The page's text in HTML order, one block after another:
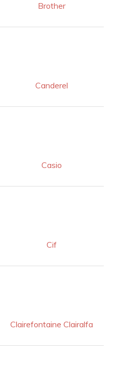
Brother
Canderel
Casio
Cif
Clairefontaine Clairalfa